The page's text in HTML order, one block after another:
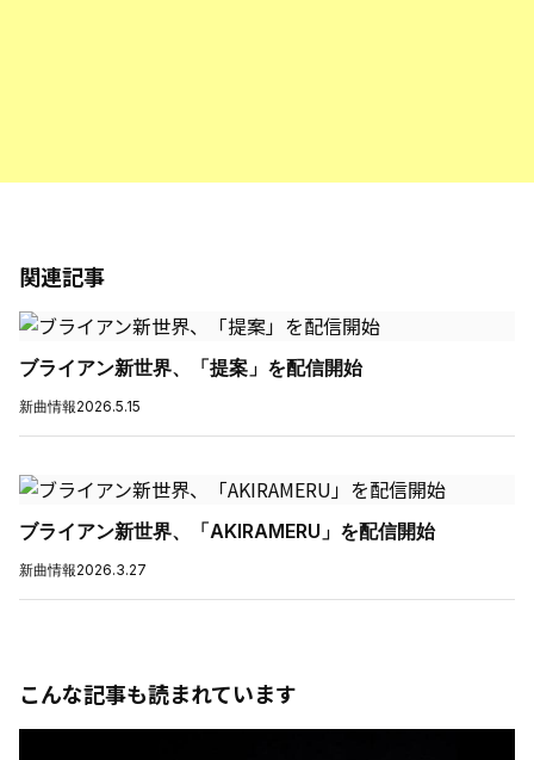
関連記事
ブライアン新世界、「提案」を配信開始
新曲情報2026.5.15
ブライアン新世界、「AKIRAMERU」を配信開始
新曲情報2026.3.27
こんな記事も読まれています